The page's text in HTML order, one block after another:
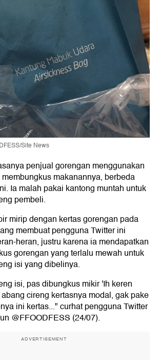
Site News
penjual gorengan menggunakan
makanannya, berbeda
Ia malah pakai kantong muntah untuk
pembeli.
mirip dengan kertas gorengan pada
membuat pengguna Twitter ini
heran, justru karena ia mendapatkan
gorengan yang terlalu mewah untuk
isi yang dibelinya.
isi, pas dibungkus mikir 'Ih keren
cireng kertasnya modal, gak pake
ini kertas..." curhat pengguna Twitter
@FFOODFESS (24/07).
ADVERTISEMENT